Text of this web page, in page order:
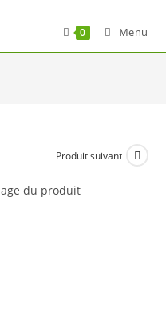
0 Menu
Produit suivant